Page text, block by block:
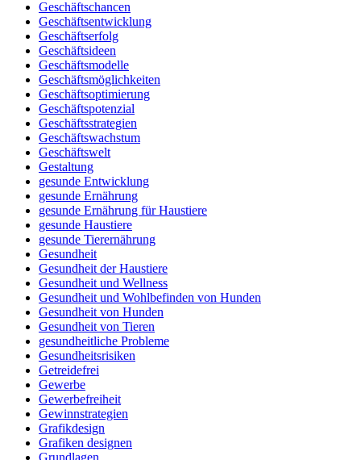
Geschäftschancen
Geschäftsentwicklung
Geschäftserfolg
Geschäftsideen
Geschäftsmodelle
Geschäftsmöglichkeiten
Geschäftsoptimierung
Geschäftspotenzial
Geschäftsstrategien
Geschäftswachstum
Geschäftswelt
Gestaltung
gesunde Entwicklung
gesunde Ernährung
gesunde Ernährung für Haustiere
gesunde Haustiere
gesunde Tierernährung
Gesundheit
Gesundheit der Haustiere
Gesundheit und Wellness
Gesundheit und Wohlbefinden von Hunden
Gesundheit von Hunden
Gesundheit von Tieren
gesundheitliche Probleme
Gesundheitsrisiken
Getreidefrei
Gewerbe
Gewerbefreiheit
Gewinnstrategien
Grafikdesign
Grafiken designen
Grundlagen